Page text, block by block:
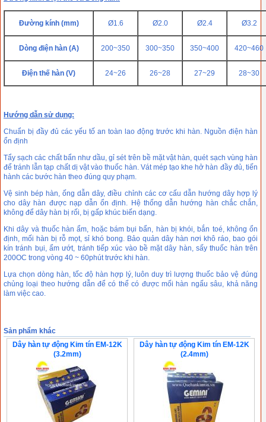
Đường kính (mm) Ø1.6 Ø2.0 Ø2.4 Ø3.2
Dòng điện hàn (A) 200~350 300~350 350~400 420~460
Điện thế hàn (V) 24~26 26~28 27~29 28~30
Hướng dẫn sử dụng:
Chuẩn bị đầy đủ các yếu tố an toàn lao động trước khi hàn. Nguồn điện hàn
ổn định
Tẩy sạch các chất bẩn như dầu, gỉ sét trên bề mặt vật hàn, quét sạch vùng hàn
để tránh lẫn tạp chất dị vật vào thuốc hàn. Vát mép tạo khe hở hàn đầy đủ, tiến
hành các bước hàn theo đúng quy phạm.
Vệ sinh bép hàn, ống dẫn dây, điều chỉnh các cơ cấu dẫn hướng dây hợp lý
cho dây hàn được nạp dẫn ổn định. Hệ thống dẫn hướng hàn chắc chắn,
không để dây hàn bị rối, bị gấp khúc biến dạng.
Khi dây và thuốc hàn ẩm, hoặc bám bụi bẩn, hàn bị khói, bắn toé, không ổn
định, mối hàn bị rỗ mọt, sỉ khó bong. Bảo quản dây hàn nơi khô ráo, bao gói
kín tránh bụi, ẩm ướt, tránh tiếp xúc vào bề mặt dây hàn, sấy thuốc hàn trên
200OC trong vòng 40 ~ 60phút trước khi hàn.
Lựa chọn dòng hàn, tốc độ hàn hợp lý, luôn duy trì lượng thuốc bảo vệ đúng
chủng loại theo hướng dẫn để có thể có được mối hàn ngấu sâu, khả năng
làm việc cao.
Sản phẩm khác
Dây hàn tự động Kim tín EM-12K
(3.2mm)
Dây hàn tự động Kim tín EM-12K
(2.4mm)